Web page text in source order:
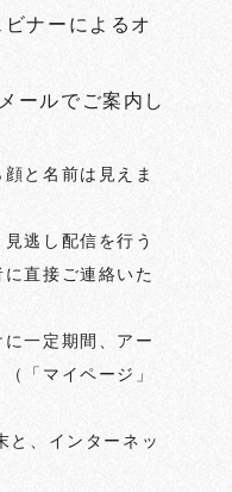
ナーによるオ
ールでご案内し
と名前は見えま
逃し配信を行う
直接ご連絡いた
一定期間、アー
「マイページ」
と、インターネッ